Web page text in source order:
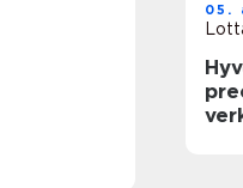
05.